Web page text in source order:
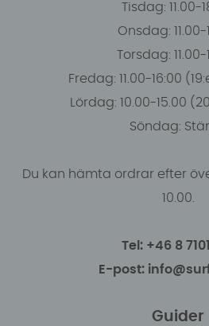
Tisdag: 11.00-
Onsdag: 11.00-
Torsdag: 11.00-
Fredag: 11.00-16:00
Lördag: 10.00-15.00
Söndag:
Du kan hämta ordrar efter
10.00.
Tel: +46 8
E-post:
Guider